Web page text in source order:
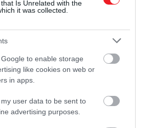
Is Unrelated with the
it was collected.
to enable storage
like cookies on web or
in apps.
user data to be sent to
advertising purposes.
lehetne: „Nem látok magam
hogy ülök egy szobában, és
nekem: »Te tényleg nem vagy
De másodszor, miért tűnsz
vagy »Miért érzed
elmondani?«”